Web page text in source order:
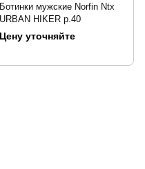
Ботинки мужские Norfin Ntx
URBAN HIKER р.40
Цену уточняйте